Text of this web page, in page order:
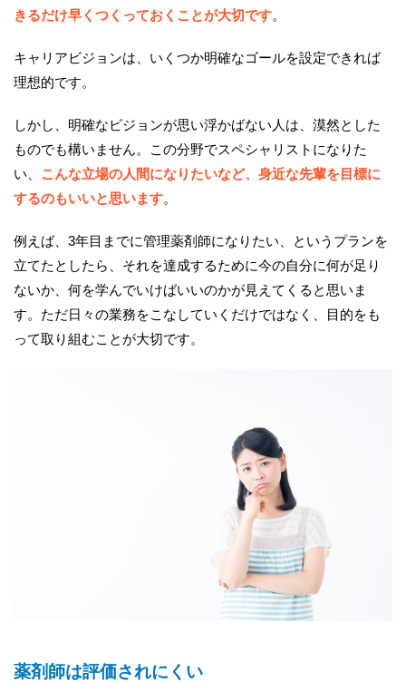
きるだけ早くつくっておくことが大切です。
キャリアビジョンは、いくつか明確なゴールを設定できれば
理想的です。
しかし、明確なビジョンが思い浮かばない人は、漠然とした
ものでも構いません。この分野でスペシャリストになりた
い、 こんな立場の人間になりたいなど、身近な先輩を目標に
するのもいいと思います。
例えば、3年目までに管理薬剤師になりたい、というプランを
立てたとしたら、それを達成するために今の自分に何が足り
ないか、何を学んでいけばいいのかが見えてくると思いま
す。ただ日々の業務をこなしていくだけではなく、目的をも
って取り組むことが大切です。
薬剤師は評価されにくい